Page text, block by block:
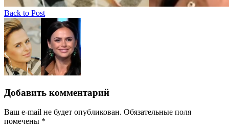
Back to Post
Добавить комментарий
Ваш e-mail не будет опубликован. Обязательные поля
помечены *